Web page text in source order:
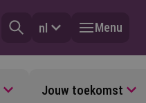
nl Menu
Jouw toekomst